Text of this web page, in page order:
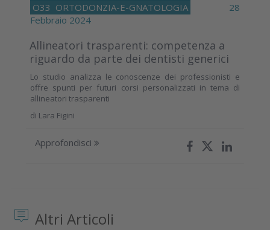
O33 ORTODONZIA-E-GNATOLOGIA
28
Febbraio 2024
Allineatori trasparenti: competenza a
riguardo da parte dei dentisti generici
Lo studio analizza le conoscenze dei professionisti e
offre spunti per futuri corsi personalizzati in tema di
allineatori trasparenti
di Lara Figini
Approfondisci
Altri Articoli